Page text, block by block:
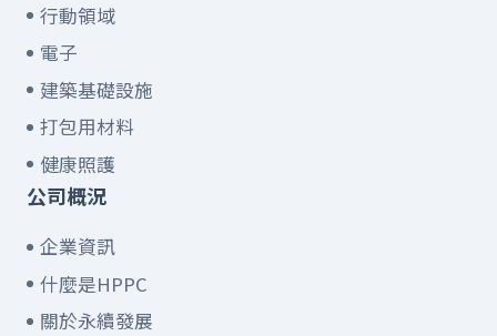
行動領域
電子
建築基礎設施
打包用材料
健康照護
公司概況
企業資訊
什麼是HPPC
關於永續發展